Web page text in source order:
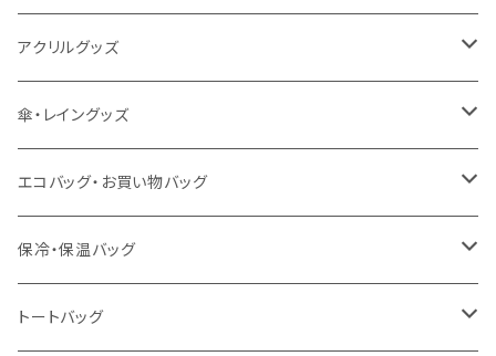
猛暑グッズ
冷感グッズ
イージーオーダーTシャツ（海外生産）
名入れタオル
今治タオル
泉州おくばりタオル
冷感タオル
ハンカチ
アクリルグッズ
キーホルダー
スタンド
バッジ
ライティングスタンド
傘・レイングッズ
傘
ポンチョ
エコバッグ・お買い物バッグ
ポリエステル
フェアトレードコットン
保冷・保温バッグ
キャンパス
トートバッグ